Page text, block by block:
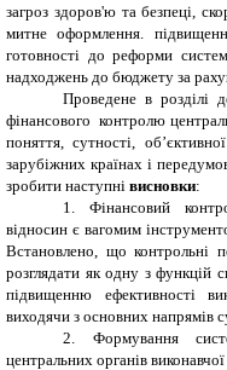
загроз здоров'ю та безпеці,
митне оформлення.
готовності до реформи
надходжень до бюджету за
Проведене в розділі
фінансового контролю
поняття, сутності,
зарубіжних країнах і
зробити наступні висновки:
1.
Фінансовий
відносин є вагомим
Встановлено, що контрольні
розглядати як одну з функцій
підвищенню ефективності
виходячи з основних напрямів
2.
Формування
центральних органів